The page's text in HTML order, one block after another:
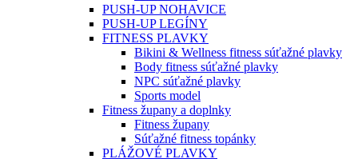
PUSH-UP NOHAVICE
PUSH-UP LEGÍNY
FITNESS PLAVKY
Bikini & Wellness fitness súťažné plavky
Body fitness súťažné plavky
NPC súťažné plavky
Sports model
Fitness župany a doplnky
Fitness župany
Súťažné fitness topánky
PLÁŽOVÉ PLAVKY